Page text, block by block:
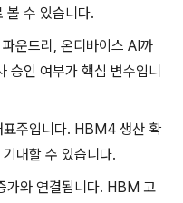
볼 수 있습니다.
운드리, 온디바이스 AI까
인 여부가 핵심 변수입니
주입니다. HBM4 생산 확
대할 수 있습니다.
가와 연결됩니다. HBM 고